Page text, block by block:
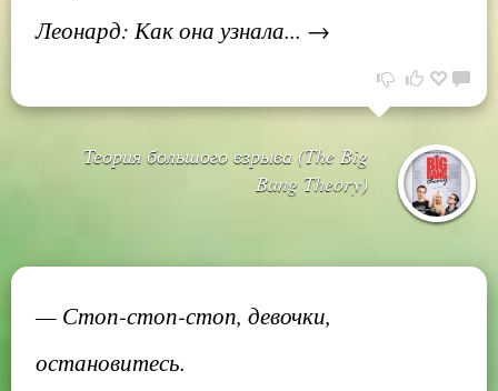
Леонард: Как она узнала... →
Теория большого взрыва (The Big
Bang Theory)
— Стоп-стоп-стоп, девочки,
остановитесь.